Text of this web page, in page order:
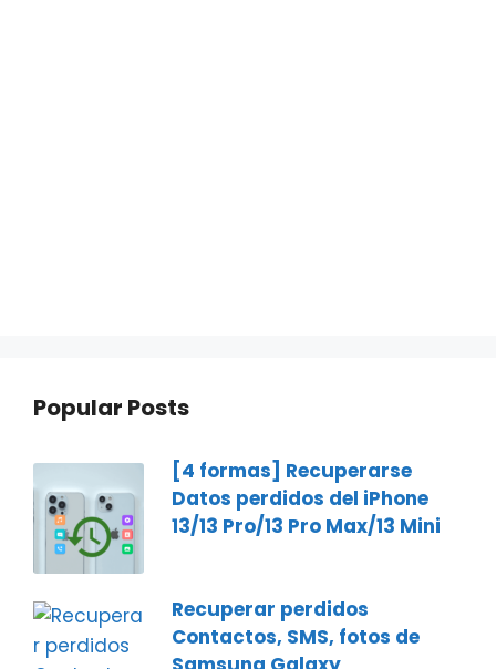
Popular Posts
[4 formas] Recuperarse
Datos perdidos del iPhone
13/13 Pro/13 Pro Max/13 Mini
Recuperar perdidos
Contactos, SMS, fotos de